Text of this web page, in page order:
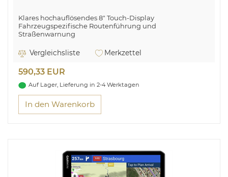
Klares hochauflösendes 8" Touch-Display
Fahrzeugspezifische Routenführung und
Straßenwarnung
Luftansichten
Bewertungen von anderen fahrenden aus der dezl-
Alarme zu Windgeschwindigkeiten bei gefährlichen
Bedingungen
Anzeige von Routen, die bei anderen Fernfahrenden
Vergleichsliste Merkzettel
590,33 EUR
Auf Lager, Lieferung in 2-4 Werktagen
In den Warenkorb